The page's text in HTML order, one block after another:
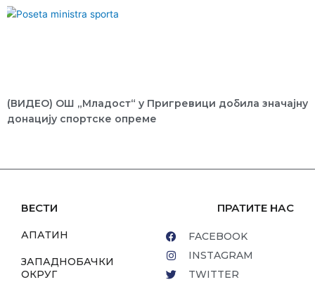
(ВИДЕО) ОШ „Младост“ у Пригревици добила значајну
донацију спортске опреме
ВЕСТИ
АПАТИН
ЗАПАДНОБАЧКИ
ОКРУГ
ПРАТИТЕ НАС
FACEBOOK
INSTAGRAM
TWITTER